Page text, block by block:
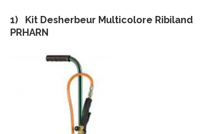
1) Kit Desherbeur Multicolore Ribiland
PRHARN